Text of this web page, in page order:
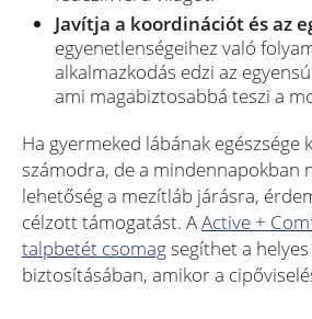
Javítja a koordinációt és az
egyenetlenségeihez való
alkalmazkodás edzi az
ami magabiztosabbá teszi a
Ha gyermeked lábának egészsége
számodra, de a mindennapokban
lehetőség a mezítláb járásra,
célzott támogatást. AActive +
talpbetét csomagsegíthet a
biztosításában, amikor a